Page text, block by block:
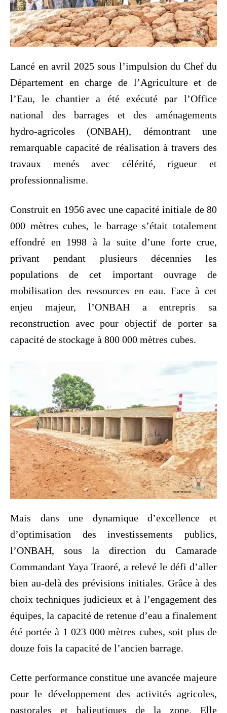
Lancé en avril 2025 sous l’impulsion du Chef du
Département en charge de l’Agriculture et de
l’Eau, le chantier a été exécuté par l’Office
national des barrages et des aménagements
hydro-agricoles (ONBAH), démontrant une
remarquable capacité de réalisation à travers des
travaux menés avec célérité, rigueur et
professionnalisme.
Construit en 1956 avec une capacité initiale de 80
000 mètres cubes, le barrage s’était totalement
effondré en 1998 à la suite d’une forte crue,
privant pendant plusieurs décennies les
populations de cet important ouvrage de
mobilisation des ressources en eau. Face à cet
enjeu majeur, l’ONBAH a entrepris sa
reconstruction avec pour objectif de porter sa
capacité de stockage à 800 000 mètres cubes.
Mais dans une dynamique d’excellence et
d’optimisation des investissements publics,
l’ONBAH, sous la direction du Camarade
Commandant Yaya Traoré, a relevé le défi d’aller
bien au-delà des prévisions initiales. Grâce à des
choix techniques judicieux et à l’engagement des
équipes, la capacité de retenue d’eau a finalement
été portée à 1 023 000 mètres cubes, soit plus de
douze fois la capacité de l’ancien barrage.
Cette performance constitue une avancée majeure
pour le développement des activités agricoles,
pastorales et halieutiques de la zone. Elle